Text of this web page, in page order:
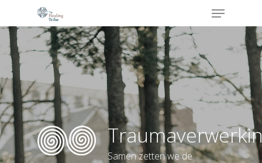
Hit enter to search or ESC to close
Samen zetten we de